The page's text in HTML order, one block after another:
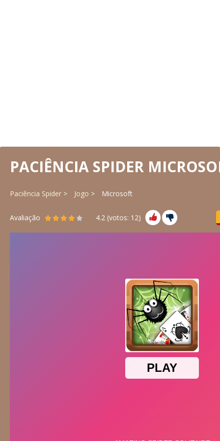
PACIÊNCIA SPIDER
Paciência Spider Jogo Microsoft
Avaliação 4.2 (votos: 12)